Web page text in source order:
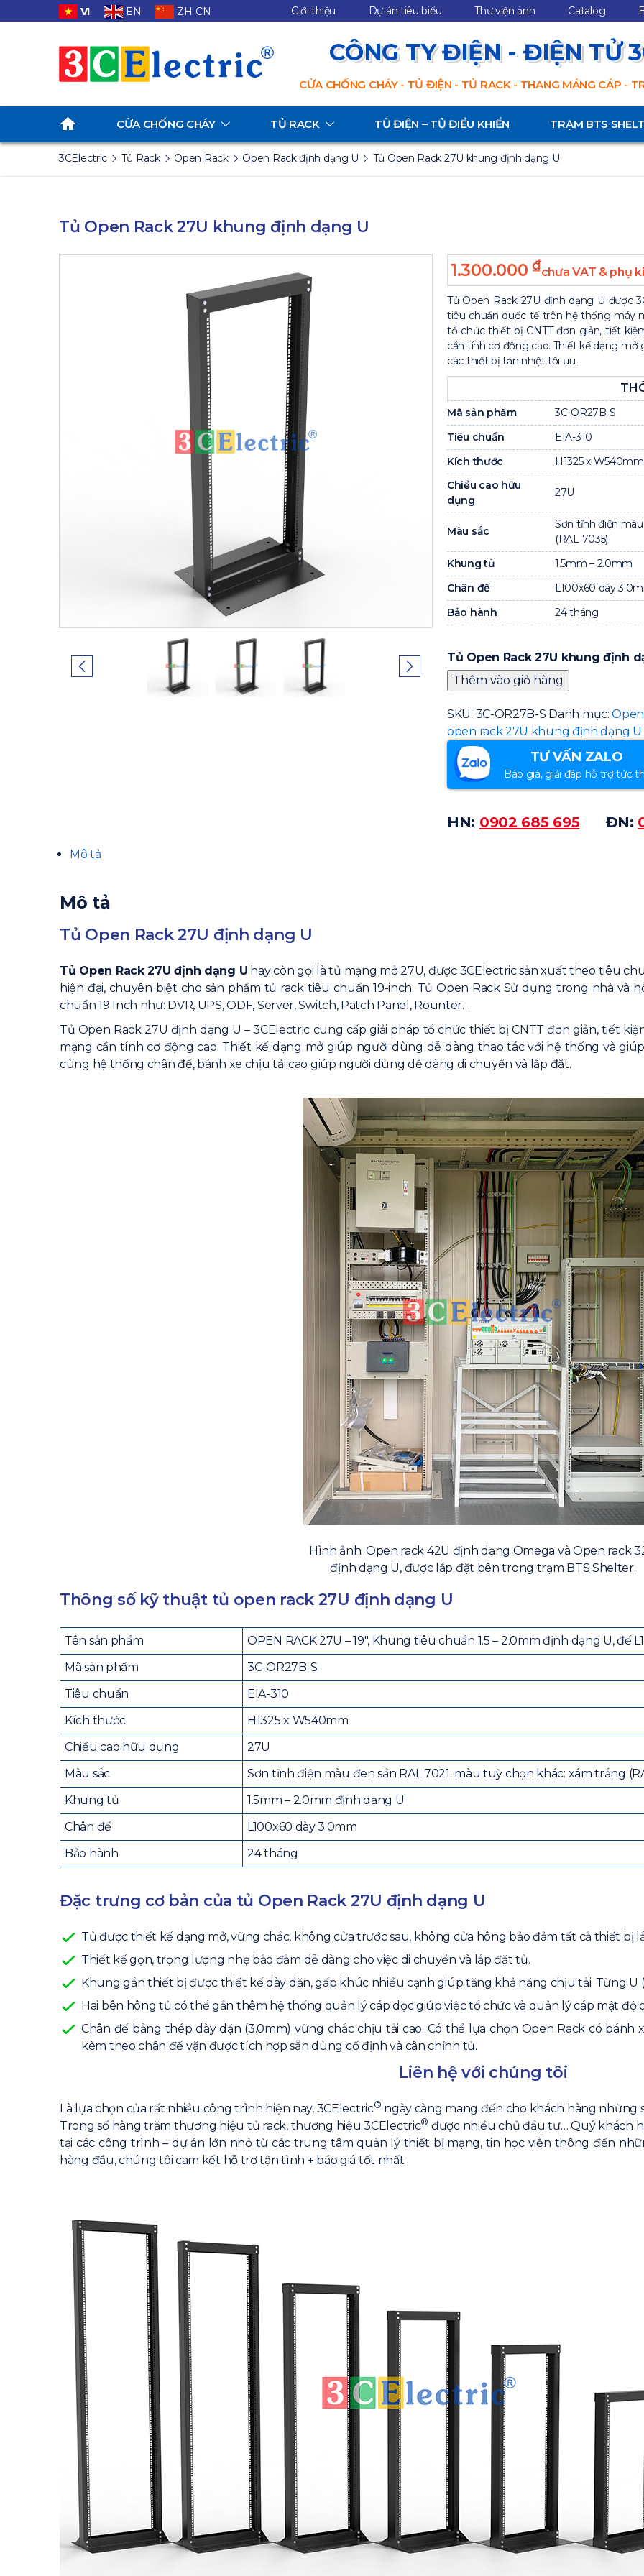
VI EN ZH-CN Giới thiệu Dự án tiêu biểu Thư viện ảnh Catalog
CÔNG TY ĐIỆN - ĐIỆN TỬ
CỬA CHỐNG CHÁY - TỦ ĐIỆN - TỦ RACK - THANG MÁNG CÁP -
CỬA CHỐNG CHÁY TỦ RACK TỦ ĐIỆN – TỦ ĐIỀU KHIỂN TRẠM BTS
3CElectric Tủ Rack Open Rack Open Rack định dạng U Tủ Open Rack 27U khung định dạng U
Tủ Open Rack 27U khung định dạng U
1.300.000 ₫chưa VAT & phụ
Tủ Open Rack 27U định dạng U được
tiêu chuẩn quốc tế trên hệ thống máy
tổ chức thiết bị CNTT đơn giản, tiết
cần tính cơ động cao. Thiết kế dạng
các thiết bị tản nhiệt tối ưu.
Mã sản phẩm
3C-OR27B-S
Tiêu chuẩn
EIA-310
Kích thước
H1325 x W540mm
Chiều cao hữu
dụng
27U
Màu sắc
Sơn tĩnh điện
(RAL 7035)
Khung tủ
1.5mm – 2.0mm
Chân đế
L100x60 dày
Bảo hành
24 tháng
Tủ Open Rack 27U khung định
Thêm vào giỏ hàng
SKU: 3C-OR27B-S Danh mục:
open rack 27U khung định dạng U
TƯ VẤN ZALO
Báo giá, giải đáp hỗ trợ tức
HN: 0902 685 695 ĐN:
Mô tả
Mô tả
Tủ Open Rack 27U định dạng U
Tủ Open Rack 27U định dạng U hay còn gọi là tủ mạng mở 27U, được 3CElectric sản xuất theo tiêu
hiện đại, chuyên biệt cho sản phẩm tủ rack tiêu chuẩn 19-inch. Tủ Open Rack Sử dụng trong nhà và
chuẩn 19 Inch như: DVR, UPS, ODF, Server, Switch, Patch Panel, Rounter…
Tủ Open Rack 27U định dạng U – 3CElectric cung cấp giải pháp tổ chức thiết bị CNTT đơn giản, tiết
mạng cần tính cơ động cao. Thiết kế dạng mở giúp người dùng dễ dàng thao tác với hệ thống và
cùng hệ thống chân đế, bánh xe chịu tải cao giúp người dùng dễ dàng di chuyển và lắp đặt.
Hình ảnh: Open rack 42U định dạng Omega và Open rack
định dạng U, được lắp đặt bên trong trạm BTS Shelter.
Thông số kỹ thuật tủ open rack 27U định dạng U
Tên sản phẩm
OPEN RACK 27U – 19″, Khung tiêu chuẩn 1.5 – 2.0mm định dạng U, đế
Mã sản phẩm
3C-OR27B-S
Tiêu chuẩn
EIA-310
Kích thước
H1325 x W540mm
Chiều cao hữu dụng
27U
Màu sắc
Sơn tĩnh điện màu đen sần RAL 7021; màu tuỳ chọn khác: xám trắng
Khung tủ
1.5mm – 2.0mm định dạng U
Chân đế
L100x60 dày 3.0mm
Bảo hành
24 tháng
Đặc trưng cơ bản của tủ Open Rack 27U định dạng U
Tủ được thiết kế dạng mở, vững chắc, không cửa trước sau, không cửa hông bảo đảm tất cả thiết bị
Thiết kế gọn, trọng lượng nhẹ bảo đảm dễ dàng cho việc di chuyển và lắp đặt tủ.
Khung gắn thiết bị được thiết kế dày dặn, gấp khúc nhiều cạnh giúp tăng khả năng chịu tải. Từng U
Hai bên hông tủ có thể gắn thêm hệ thống quản lý cáp dọc giúp việc tổ chức và quản lý cáp mật độ
Chân đế bằng thép dày dặn (3.0mm) vững chắc chịu tải cao. Có thể lựa chọn Open Rack có bánh
kèm theo chân đế vặn được tích hợp sẵn dùng cố định và cân chỉnh tủ.
Liên hệ với chúng tôi
Là lựa chọn của rất nhiều công trình hiện nay, 3CElectric® ngày càng mang đến cho khách hàng những
Trong số hàng trăm thương hiệu tủ rack, thương hiệu 3CElectric® được nhiều chủ đầu tư… Quý khách
tại các công trình – dự án lớn nhỏ từ các trung tâm quản lý thiết bị mạng, tin học viễn thông đến
hàng đầu, chúng tôi cam kết hỗ trợ tận tình + báo giá tốt nhất.